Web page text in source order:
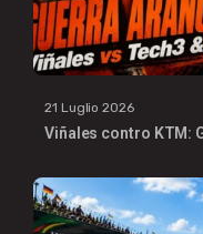
21 Luglio 2026
Viñales contro KTM: